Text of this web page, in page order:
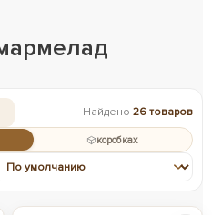
Найдено 26 товаров
коробках